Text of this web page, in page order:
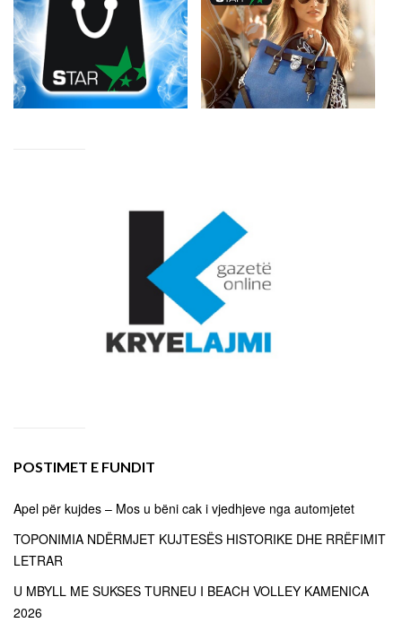
POSTIMET E FUNDIT
Apel për kujdes – Mos u bëni cak i vjedhjeve nga automjetet
TOPONIMIA NDËRMJET KUJTESËS HISTORIKE DHE RRËFIMIT
LETRAR
U MBYLL ME SUKSES TURNEU I BEACH VOLLEY KAMENICA
2026